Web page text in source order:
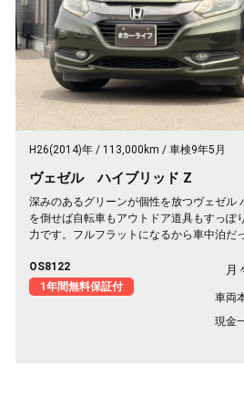
H26(2014)年 113,000km 車検9年5月
ヴェゼル ハイブリッド Z
深みのあるグリーンが個性を放つヴェゼル
を倒せば自転車もアウトドア道具もすっぽ
力です。フルフラットになるから車中泊だ
す。休日は思い立ったら遠出、平日は日々
コーダー付きで万が一の時も映像で安心。
台です《1年保証付》🚗✨💚💺😎
OS8122
1年間無料保証付
月
車両
現金